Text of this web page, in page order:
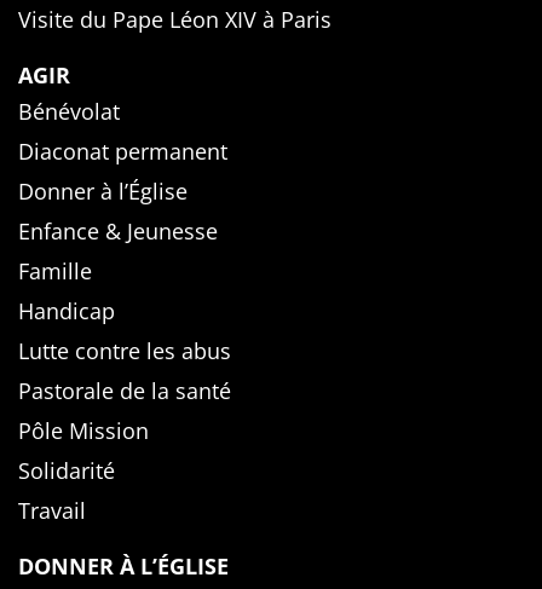
Visite du Pape Léon XIV à Paris
AGIR
Bénévolat
Diaconat permanent
Donner à l’Église
Enfance & Jeunesse
Famille
Handicap
Lutte contre les abus
Pastorale de la santé
Pôle Mission
Solidarité
Travail
DONNER À L’ÉGLISE